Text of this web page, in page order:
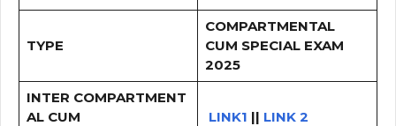
TYPE
COMPARTMENTAL
CUM SPECIAL EXAM
2025
INTER COMPARTMENT
AL CUM
LINK1 || LINK 2